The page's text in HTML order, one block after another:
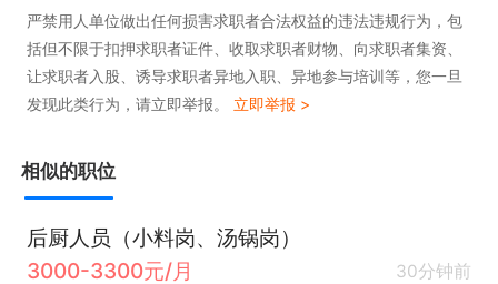
严禁用人单位做出任何损害求职者合法权益的违法违规行为，包
括但不限于扣押求职者证件、收取求职者财物、向求职者集资、
让求职者入股、诱导求职者异地入职、异地参与培训等，您一旦
发现此类行为，请立即举报。 立即举报 >
相似的职位
后厨人员（小料岗、汤锅岗）
3000-3300元/月
30分钟前